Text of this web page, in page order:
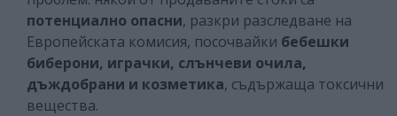
потенциално опасни, разкри разследване на
Европейската комисия, посочвайки бебешки
биберони, играчки, слънчеви очила,
дъждобрани и козметика, съдържаща токсични
вещества.